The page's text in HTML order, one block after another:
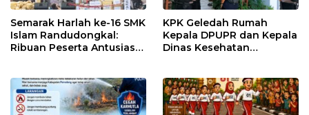
Semarak Harlah ke-16 SMK
Islam Randudongkal:
Ribuan Peserta Antusias
KPK Geledah Rumah
Kepala DPUPR dan Kepala
Dinas Kesehatan